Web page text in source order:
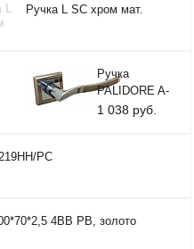
Ручка L SC хром мат.
Ручка
PALIDORE A-
277 HH/PC,
1 038 руб.
PC
4ВВ РВ, золото